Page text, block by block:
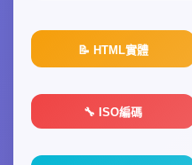
📝 HTML實體
🔧 ISO編碼